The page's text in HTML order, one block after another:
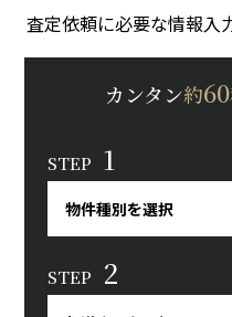
査定依頼に必要な情報入
カンタン約60
STEP 1
STEP 2